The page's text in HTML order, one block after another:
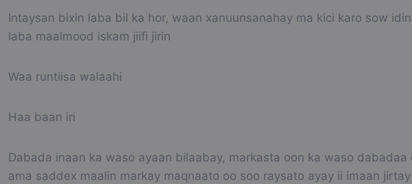
Intaysan bixin laba bil ka hor, waan xanuunsanahay ma kici karo sow
laba maalmood iskam jiifi jirin
Waa runtiisa walaahi
Haa baan iri
Dabada inaan ka waso ayaan bilaabay, markasta oon ka waso
ama saddex maalin markay maqnaato oo soo raysato ayay ii imaan